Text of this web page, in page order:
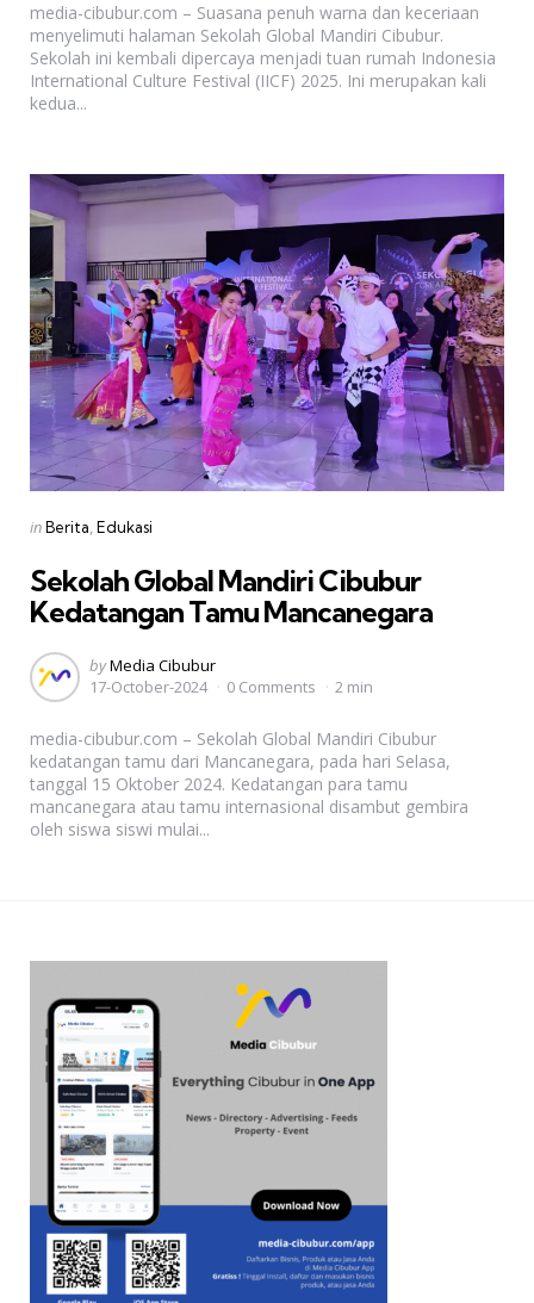
media-cibubur.com – Suasana penuh warna dan keceriaan
menyelimuti halaman Sekolah Global Mandiri Cibubur.
Sekolah ini kembali dipercaya menjadi tuan rumah Indonesia
International Culture Festival (IICF) 2025. Ini merupakan kali
kedua...
Categories
Posted
inBerita Edukasi
Sekolah Global Mandiri Cibubur
Kedatangan Tamu Mancanegara
Posted
by
byMedia Cibubur
17-October-2024
0 Comments 2 min
media-cibubur.com – Sekolah Global Mandiri Cibubur
kedatangan tamu dari Mancanegara, pada hari Selasa,
tanggal 15 Oktober 2024. Kedatangan para tamu
mancanegara atau tamu internasional disambut gembira
oleh siswa siswi mulai...